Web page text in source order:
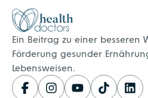
Healthdoctors
Ein Beitrag zu einer besseren
Förderung gesunder
Lebensweisen.